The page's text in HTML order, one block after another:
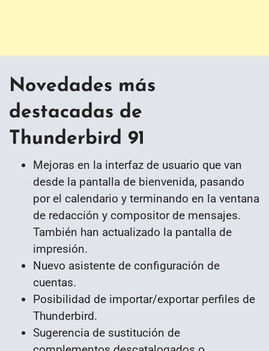
Novedades más
destacadas de
Thunderbird 91
Mejoras en la interfaz de usuario que van
desde la pantalla de bienvenida, pasando
por el calendario y terminando en la ventana
de redacción y compositor de mensajes.
También han actualizado la pantalla de
impresión.
Nuevo asistente de configuración de
cuentas.
Posibilidad de importar/exportar perfiles de
Thunderbird.
Sugerencia de sustitución de